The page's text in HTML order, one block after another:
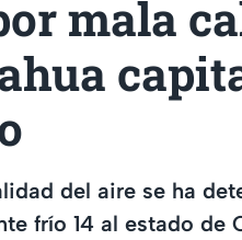
mala
del aire se ha
frío 14 al estado de